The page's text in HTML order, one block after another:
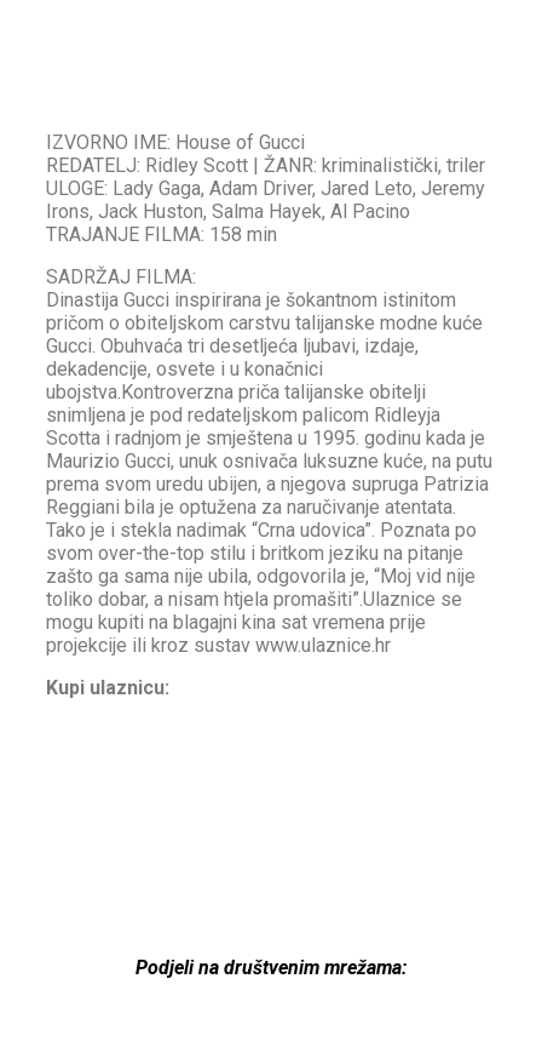
IZVORNO IME: House of Gucci
REDATELJ: Ridley Scott | ŽANR: kriminalistički, triler
ULOGE: Lady Gaga, Adam Driver, Jared Leto, Jeremy
Irons, Jack Huston, Salma Hayek, Al Pacino
TRAJANJE FILMA: 158 min
SADRŽAJ FILMA:
Dinastija Gucci inspirirana je šokantnom istinitom
pričom o obiteljskom carstvu talijanske modne kuće
Gucci. Obuhvaća tri desetljeća ljubavi, izdaje,
dekadencije, osvete i u konačnici
ubojstva.Kontroverzna priča talijanske obitelji
snimljena je pod redateljskom palicom Ridleyja
Scotta i radnjom je smještena u 1995. godinu kada je
Maurizio Gucci, unuk osnivača luksuzne kuće, na putu
prema svom uredu ubijen, a njegova supruga Patrizia
Reggiani bila je optužena za naručivanje atentata.
Tako je i stekla nadimak “Crna udovica”. Poznata po
svom over-the-top stilu i britkom jeziku na pitanje
zašto ga sama nije ubila, odgovorila je, “Moj vid nije
toliko dobar, a nisam htjela promašiti”.Ulaznice se
mogu kupiti na blagajni kina sat vremena prije
projekcije ili kroz sustav www.ulaznice.hr
Kupi ulaznicu:
Podjeli na društvenim mrežama: